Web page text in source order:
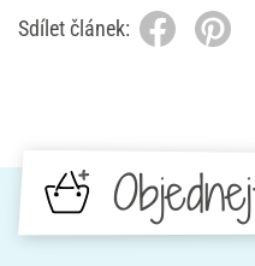
Sdílet článek: